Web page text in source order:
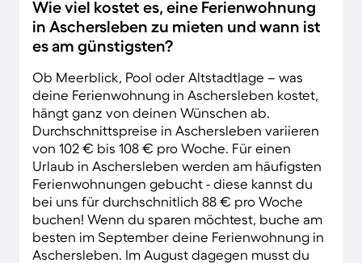
Wie viel kostet es, eine Ferienwohnung
in Aschersleben zu mieten und wann ist
es am günstigsten?
Ob Meerblick, Pool oder Altstadtlage – was
deine Ferienwohnung in Aschersleben kostet,
hängt ganz von deinen Wünschen ab.
Durchschnittspreise in Aschersleben variieren
von 102 € bis 108 € pro Woche. Für einen
Urlaub in Aschersleben werden am häufigsten
Ferienwohnungen gebucht - diese kannst du
bei uns für durchschnitlich 88 € pro Woche
buchen! Wenn du sparen möchtest, buche am
besten im September deine Ferienwohnung in
Aschersleben. Im August dagegen musst du